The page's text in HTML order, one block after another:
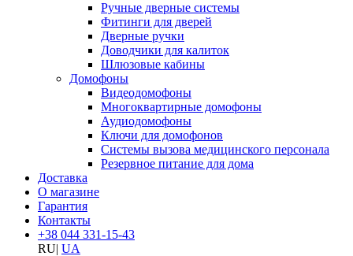
Ручные дверные системы
Фитинги для дверей
Дверные ручки
Доводчики для калиток
Шлюзовые кабины
Домофоны
Видеодомофоны
Многоквартирные домофоны
Аудиодомофоны
Ключи для домофонов
Системы вызова медицинского персонала
Резервное питание для дома
Доставка
О магазине
Гарантия
Контакты
+38 044 331-15-43
RU| UA